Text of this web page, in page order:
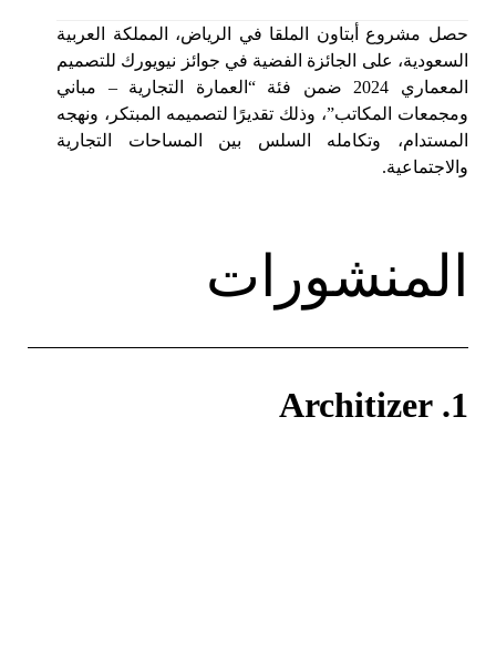
حصل مشروع أبتاون الملقا في الرياض، المملكة العربية
السعودية، على الجائزة الفضية في جوائز نيويورك للتصميم
المعماري 2024 ضمن فئة “العمارة التجارية – مباني
ومجمعات المكاتب”، وذلك تقديرًا لتصميمه المبتكر، ونهجه
المستدام، وتكامله السلس بين المساحات التجارية
والاجتماعية.
المنشورات
1. Architizer